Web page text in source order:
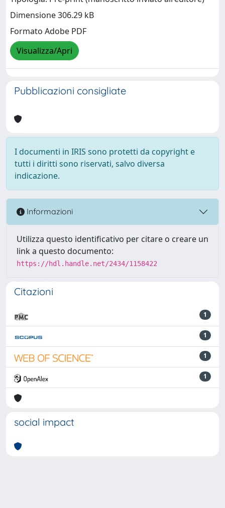
Dimensione 306.29 kB
Formato Adobe PDF
Visualizza/Apri
Pubblicazioni consigliate
I documenti in IRIS sono protetti da copyright e
tutti i diritti sono riservati, salvo diversa
indicazione.
Informazioni
Utilizza questo identificativo per citare o creare un
link a questo documento:
https://hdl.handle.net/2434/1158422
Citazioni
1
1
1
1
social impact